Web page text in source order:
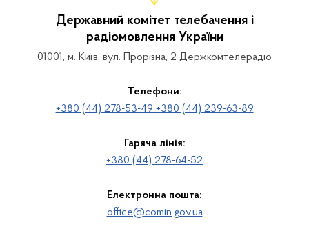
Державний комітет телебачення і
радіомовлення України
01001, м. Київ, вул. Прорізна, 2 Держкомтелерадіо
Телефони:
+380 (44) 278-53-49 +380 (44) 239-63-89
Гаряча лінія:
+380 (44) 278-64-52
Електронна пошта:
office@comin.gov.ua